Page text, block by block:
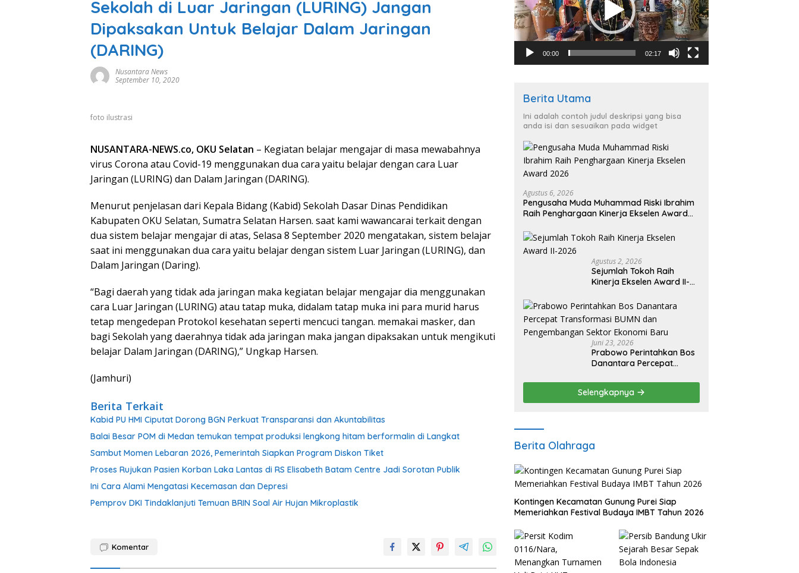
Sekolah di Luar Jaringan (LURING) Jangan
Dipaksakan Untuk Belajar Dalam Jaringan
(DARING)
Nusantara News
September 10, 2020
foto ilustrasi
NUSANTARA-NEWS.co, OKU Selatan – Kegiatan belajar mengajar di masa mewabahnya
virus Corona atau Covid-19 menggunakan dua cara yaitu belajar dengan cara Luar
Jaringan (LURING) dan Dalam Jaringan (DARING).
Menurut penjelasan dari Kepala Bidang (Kabid) Sekolah Dasar Dinas Pendidikan
Kabupaten OKU Selatan, Sumatra Selatan Harsen. saat kami wawancarai terkait dengan
dua sistem belajar mengajar di atas, Selasa 8 September 2020 mengatakan, sistem belajar
saat ini menggunakan dua cara yaitu belajar dengan sistem Luar Jaringan (LURING), dan
Dalam Jaringan (Daring).
“Bagi daerah yang tidak ada jaringan maka kegiatan belajar mengajar dia menggunakan
cara Luar Jaringan (LURING) atau tatap muka, didalam tatap muka ini para murid harus
tetap mengedepan Protokol kesehatan seperti mencuci tangan. memakai masker, dan
bagi Sekolah yang daerahnya tidak ada jaringan maka jangan dipaksakan untuk mengikuti
belajar Dalam Jaringan (DARING),” Ungkap Harsen.
(Jamhuri)
Berita Terkait
Kabid PU HMI Ciputat Dorong BGN Perkuat Transparansi dan Akuntabilitas
Balai Besar POM di Medan temukan tempat produksi lengkong hitam berformalin di Langkat
Sambut Momen Lebaran 2026, Pemerintah Siapkan Program Diskon Tiket
Proses Rujukan Pasien Korban Laka Lantas di RS Elisabeth Batam Centre Jadi Sorotan Publik
Ini Cara Alami Mengatasi Kecemasan dan Depresi
Pemprov DKI Tindaklanjuti Temuan BRIN Soal Air Hujan Mikroplastik
Komentar
00:00 02:17
Berita Utama
Ini adalah contoh judul deskripsi yang bisa
anda isi dan sesuaikan pada widget
Agustus 6, 2026
Pengusaha Muda Muhammad Riski Ibrahim
Raih Penghargaan Kinerja Ekselen Award
Agustus 2, 2026
Sejumlah Tokoh Raih
Kinerja Ekselen Award II-
Juni 23, 2026
Prabowo Perintahkan Bos
Danantara Percepat
Pengembangan Sektor
Ekonomi Baru
Selengkapnya
Berita Olahraga
Kontingen Kecamatan Gunung Purei Siap
Memeriahkan Festival Budaya IMBT Tahun 2026